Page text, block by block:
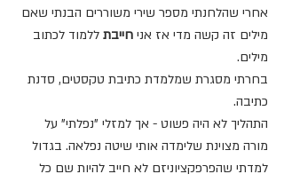
אחרי שהלחנתי מספר שירי משוררים הבנתי שאם
מילים זה קשה מדי אז אני חייבת ללמוד לכתוב
מילים.
בחרתי מסגרת שמלמדת כתיבת טקסטים, סדנת
כתיבה.
התהליך לא היה פשוט - אך למזלי "נפלתי" על
מורה מצוינת שלימדה אותי שיטה נפלאה. בגדול
למדתי שהפרפקציוניזם לא חייב להיות שם כל